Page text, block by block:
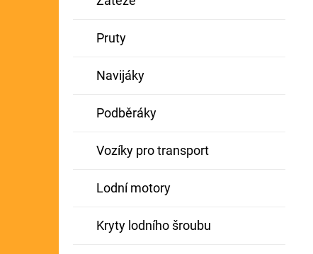
Pruty
Navijáky
Podběráky
Vozíky pro transport
Lodní motory
Kryty lodního šroubu